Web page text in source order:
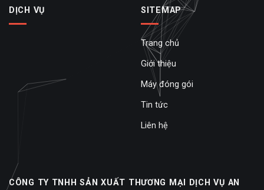
DỊCH VỤ SITEMAP
Trang chủ
Giới thiệu
Máy đóng gói
Tin tức
Liên hệ
CÔNG TY TNHH SẢN XUẤT THƯƠNG MẠI DỊCH VỤ AN